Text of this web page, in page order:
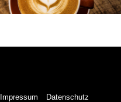
Impressum Datenschutz